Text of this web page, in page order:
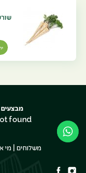
מבצעים
found.
משלוחים |מי